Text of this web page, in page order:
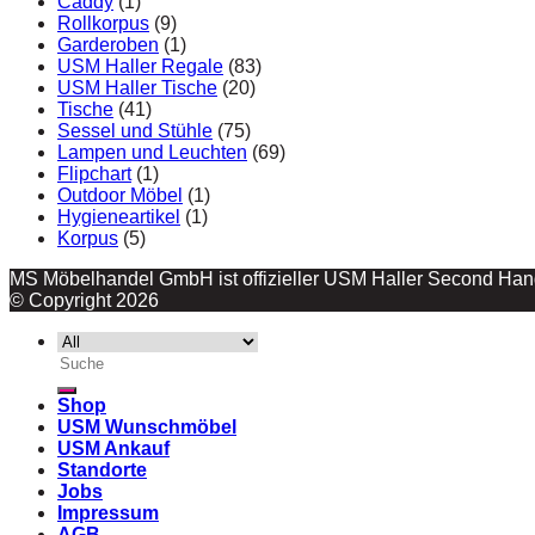
Rollkorpus (9)
Garderoben (1)
USM Haller Regale (83)
USM Haller Tische (20)
Tische (41)
Sessel und Stühle (75)
Lampen und Leuchten (69)
Flipchart (1)
Outdoor Möbel (1)
Hygieneartikel (1)
Korpus (5)
MS Möbelhandel GmbH ist offizieller USM Haller Second
© Copyright 2026
Suche
nach:
Shop
USM Wunschmöbel
USM Ankauf
Standorte
Jobs
Impressum